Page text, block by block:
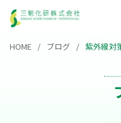
HOME ブログ 紫外線対